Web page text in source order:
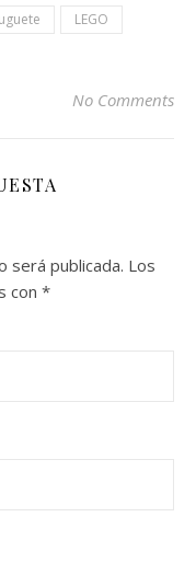
LEGO
No Comments
será publicada. Los
con *